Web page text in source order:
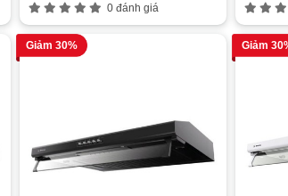
0 đánh giá
Giảm 30% Giảm